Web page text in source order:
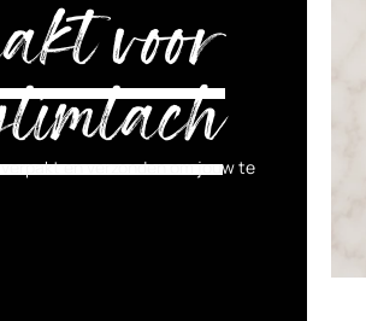
voor
en verzonden om jouw te